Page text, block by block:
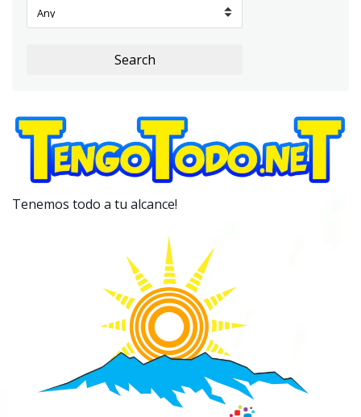
Search
Tenemos todo a tu alcance!